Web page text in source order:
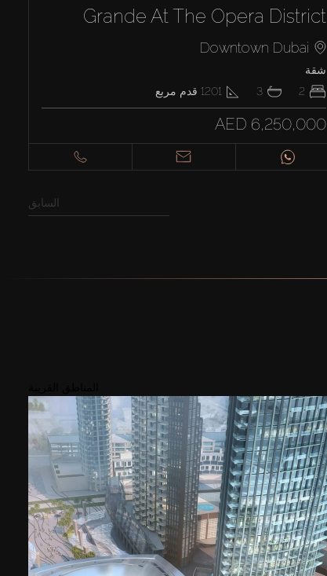
Grande At The Opera District
Downtown Dubai
شقة
2
3
1201 قدم مربع
AED 6,250,000
السابق